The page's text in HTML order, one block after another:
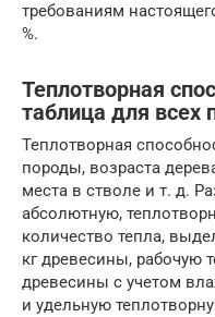
требованиям
%.
Теплотворная
таблица для всех
Теплотворная
породы, возраста
места в стволе и т. д.
абсолютную,
количество тепла,
кг древесины, рабочую
древесины с учетом
и удельную